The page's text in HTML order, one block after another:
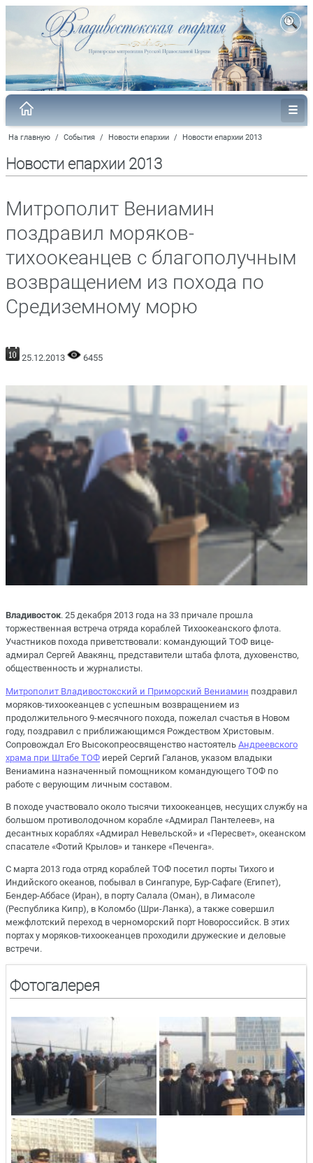
На главную / События / Новости епархии / Новости епархии 2013
Новости епархии 2013
Митрополит Вениамин
поздравил моряков-
тихоокеанцев с благополучным
возвращением из похода по
Средиземному морю
25.12.2013 6455
Владивосток. 25 декабря 2013 года на 33 причале прошла
торжественная встреча отряда кораблей Тихоокеанского флота.
Участников похода приветствовали: командующий ТОФ вице-
адмирал Сергей Авакянц, представители штаба флота, духовенство,
общественность и журналисты.
Митрополит Владивостокский и Приморский Вениамин поздравил
моряков-тихоокеанцев с успешным возвращением из
продолжительного 9-месячного похода, пожелал счастья в Новом
году, поздравил с приближающимся Рождеством Христовым.
Сопровождал Его Высокопреосвященство настоятель Андреевского
храма при Штабе ТОФ иерей Сергий Галанов, указом владыки
Вениамина назначенный помощником командующего ТОФ по
работе с верующим личным составом.
В походе участвовало около тысячи тихоокеанцев, несущих службу на
большом противолодочном корабле «Адмирал Пантелеев», на
десантных кораблях «Адмирал Невельской» и «Пересвет», океанском
спасателе «Фотий Крылов» и танкере «Печенга».
С марта 2013 года отряд кораблей ТОФ посетил порты Тихого и
Индийского океанов, побывал в Сингапуре, Бур-Сафаге (Египет),
Бендер-Аббасе (Иран), в порту Салала (Оман), в Лимасоле
(Республика Кипр), в Коломбо (Шри-Ланка), а также совершил
межфлотский переход в черноморский порт Новороссийск. В этих
портах у моряков-тихоокеанцев проходили дружеские и деловые
встречи.
Фотогалерея